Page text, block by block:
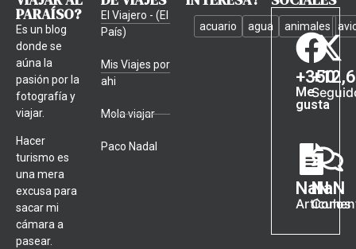
PARAÍSO?
Es un blog
donde se
aúna la
pasión por la
fotografía y
viajar.
Hacer
turismo es
una mera
excusa para
sacar mi
cámara a
pasear.
El Viajero - (El
País)
Mis Viajes por
ahi
Mola viajar
Paco Nadal
acuario agua animales
+350
Me
gusta
+
NaN
Artículos
NaN